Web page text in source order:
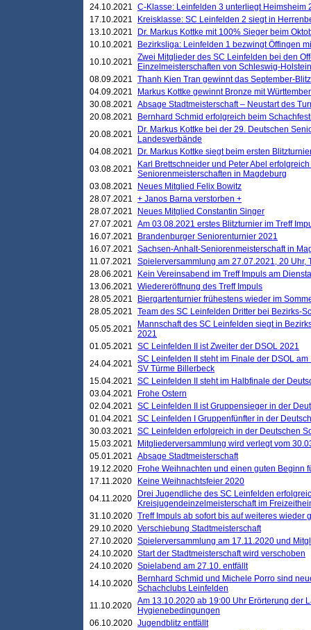
24.10.2021 C-Klasse: Leinfelden 3 unterliegt Heimsheim
17.10.2021
Kreisklasse: SC Leinfelden 2 siegt in
13.10.2021
Dr. Markus Kottke mit 100% Sieger beim
10.10.2021
Bezirksliga: Leinfelden 1 bezwingt Öffingen
10.10.2021 Zwei Mitglieder des SC Leinfelden bei den
Einzelmeisterschaften von Schleswig-
08.09.2021 Thanh Kien Tran gewinnt das September-
04.09.2021
Markus Kottke gewinnt Bronze mit
30.08.2021 Absage Stadtmeisterschaft – Neustart des
20.08.2021
Bernhard Schmid erfolgreich beim
20.08.2021
Dr. Markus Kottke bei der 29. Deutschen
Landesverbände
04.08.2021
Dr. Markus Kottke siegt beim ersten
03.08.2021
Karl Brettschneider und Peter Abel
Seniorenmeisterschaften in Magdeburg
03.08.2021
Neues Mitglied Felix Bowitz
28.07.2021 + Janos Barna verstorben +
28.07.2021
Neues Mitglied Constantin Singer
27.07.2021 Am 03.08.2021 erstes Blitzturnier im Treff
16.07.2021
Brandenburger Seniorenturnier 2021
16.07.2021 Sachsen-Anhalt-Seniorenmeisterschaft in
11.07.2021
Spielerversammlung am 27.07.2021, 20 Uhr,
28.06.2021
Kein Vereinsabend im Treff Impuls am
13.06.2021 Wiedereröffnung des Treff Impuls
28.05.2021
Biergartenturnier frühestens wieder im
28.05.2021 Team des SC Leinfelden Dritter bei Bezirks-
05.05.2021
Mannschaft des SC Leinfelden siegt in
2021
01.05.2021 SC Leinfelden II ist Zweiter der DSOL 2021
24.04.2021 SC Leinfelden II steht im Finale der DSOL
SV Türme Billerbeck
15.04.2021 SC Leinfelden II steht im Halbfinale der
03.04.2021
Frohe Ostern
02.04.2021 SC Leinfelden II ist Gruppensieger in der
01.04.2021 SC Leinfelden I Gruppenfünfter in der
30.03.2021 SC Leinfelden erfolgreich in der Deutschen
15.03.2021
Mitgliederversammlung wird verlegt vom
05.01.2021 Absage Stadtmeisterschaft
19.12.2020
Frohe Weihnachten und einen guten Beginn
17.11.2020
Keine Weihnachtsfeier 2020
04.11.2020
Drei Jugendliche des SC Leinfelden
Kreisjugendeinzelmeisterschaft im
31.10.2020 Treff Impuls ab sofort bis auf weiteres wieder
29.10.2020 Verschiebung Stadtmeisterschaft
27.10.2020 Spielerversammlung am 17.11.2020 und
24.10.2020 Start der Stadtmeisterschaft wird verschoben
24.10.2020 Spielabend am 27.10. entfällt
14.10.2020
Bernhard Schmid und Michele Porro sind
Schachclubs Leinfelden
11.10.2020 Am 13.10.2020 ab 19:00 Uhr Erörterung der
Hygienebedingungen
06.10.2020 Jugendblitz entfällt